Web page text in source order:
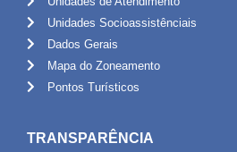
Unidades Socioassistênciais
Dados Gerais
Mapa do Zoneamento
Pontos Turísticos
TRANSPARÊNCIA